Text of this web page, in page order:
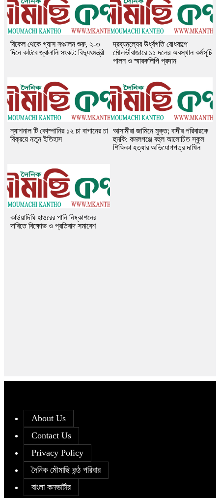
বিকেল থেকে গ্যাস সঞ্চালন শুরু, ২-৩
দিনে কাটবে জ্বালানি সংকট: বিদ্যুৎমন্ত্রী
দ্রব্যমূল্যের ঊর্ধ্বগতি রোধকল্পে
মৌলভীবাজারে ১১ দলের অবস্থান কর্মসূচি
পালন ও স্মারকলিপি প্রদান
ন্যাশনাল টি কোম্পানির ১২ চা বাগানের চা
বিক্রয়ে নতুন ইতিহাস
আসামীরা জামিনে মুক্ত; বাদীর পরিবারকে
হুমকি: কমলগঞ্জে বহুল আলোচিত স্কুল
শিক্ষিকা হত্যার অভিযোগপত্র দাখিল
কাউয়াদিঘি হাওরের পানি নিষ্কাশনের
দাবিতে বিক্ষোভ ও প্রতিবাদ সমাবেশ
About Us
Contact Us
Privacy Policy
দৈনিক মৌমাছি কন্ঠ পরিবার
বাংলা কনভার্টার